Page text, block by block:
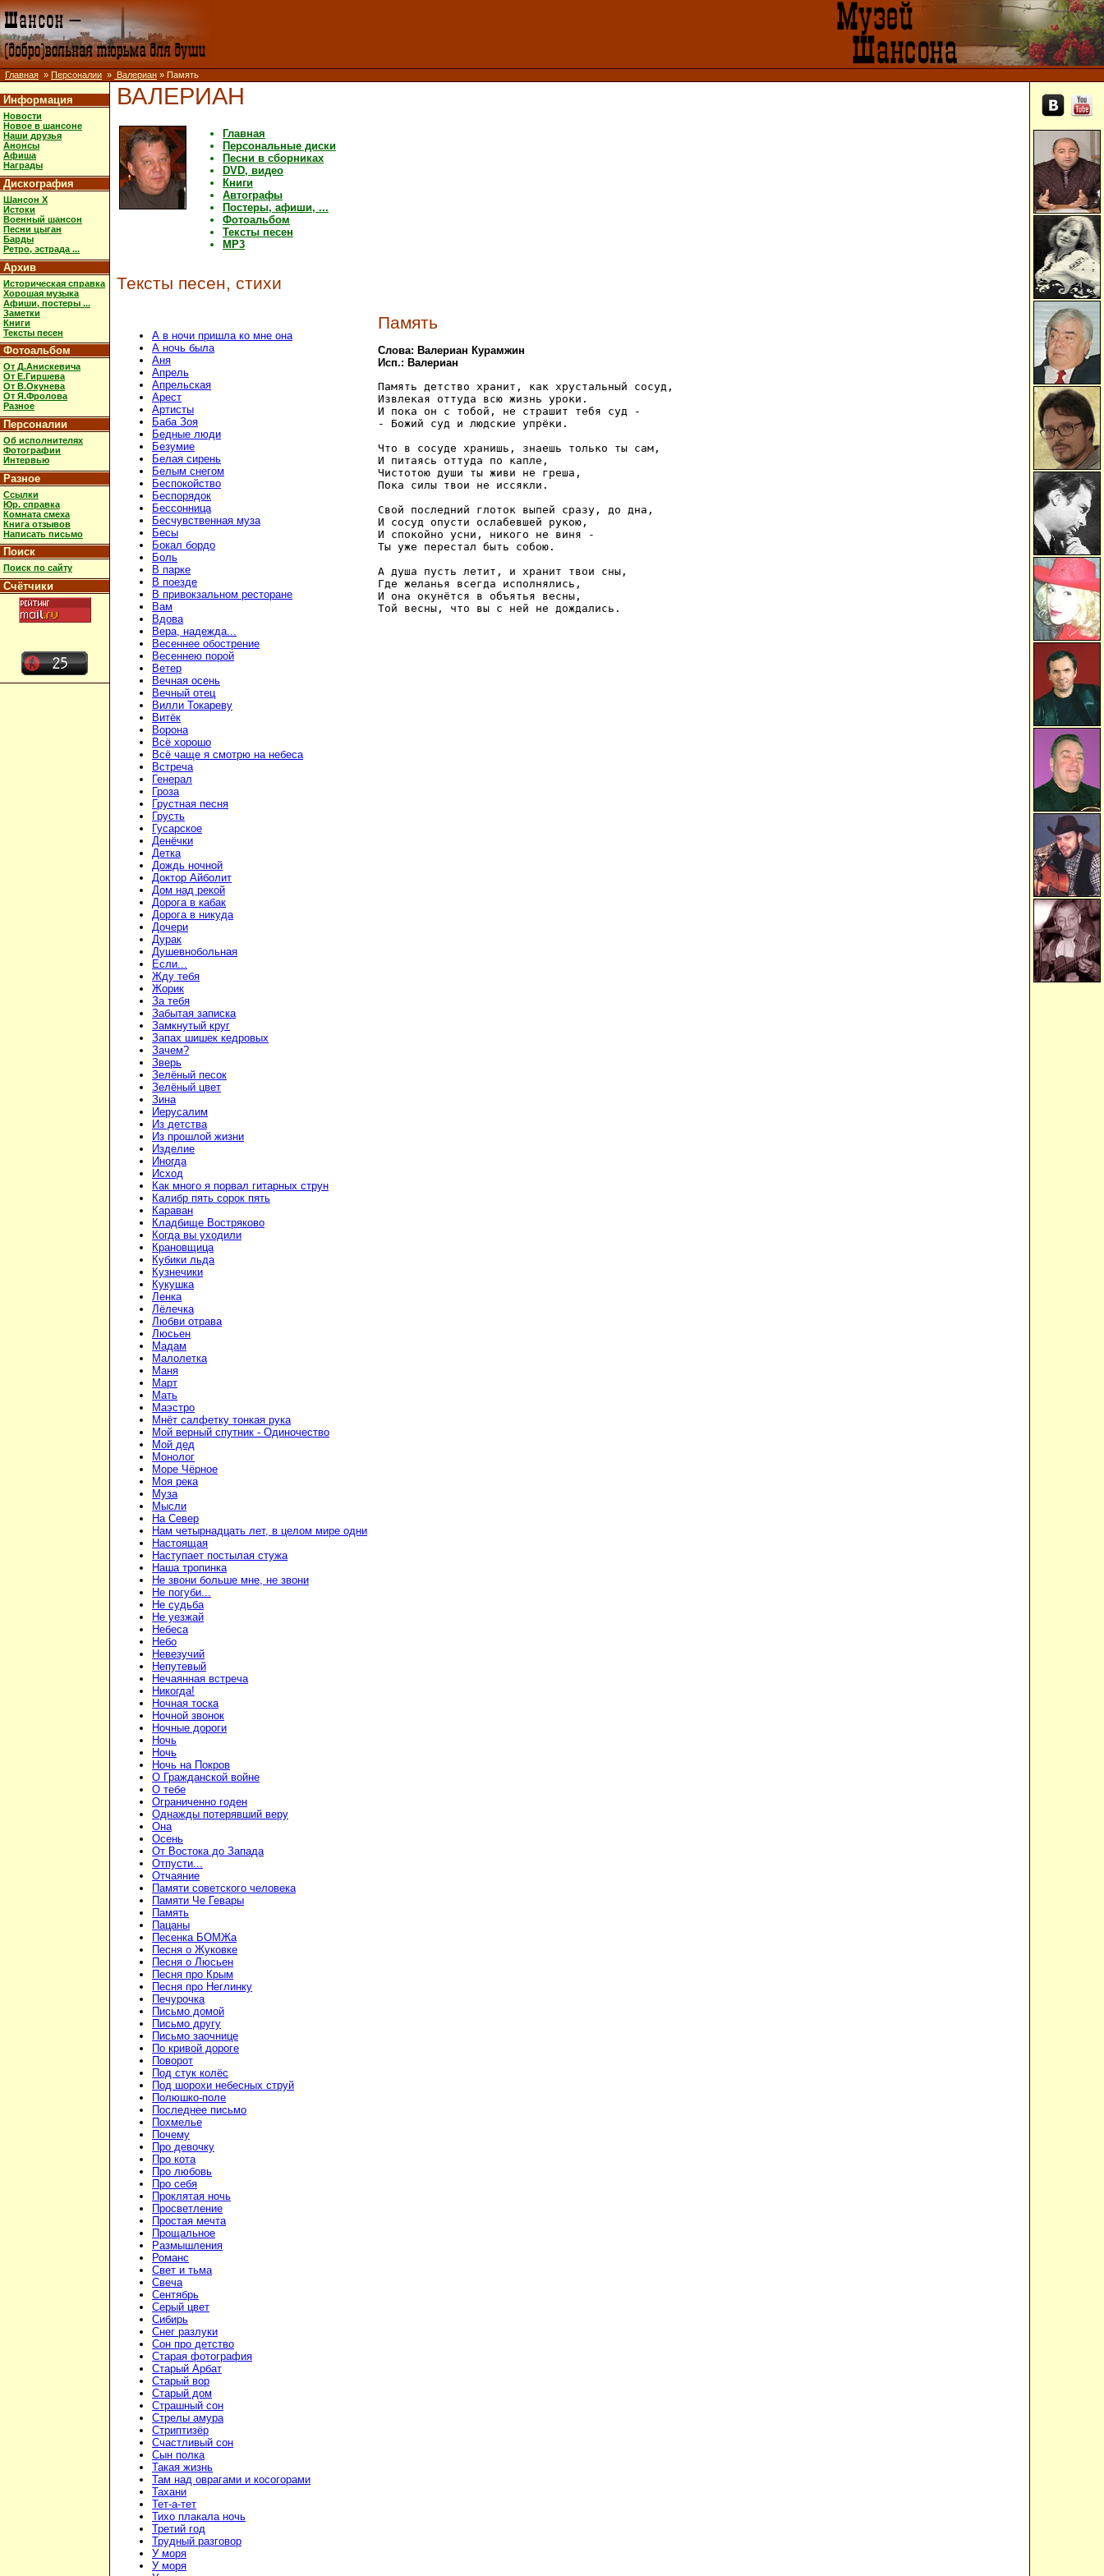
Главная » Персоналии » Валериан » Память
Информация
Новости
Новое в шансоне
Наши друзья
Анонсы
Афиша
Награды
Дискография
Шансон X
Истоки
Военный шансон
Песни цыган
Барды
Ретро, эстрада ...
Архив
Историческая справка
Хорошая музыка
Афиши, постеры ...
Заметки
Книги
Тексты песен
Фотоальбом
От Д.Анискевича
От Е.Гиршева
От В.Окунева
От Я.Фролова
Разное
Персоналии
Об исполнителях
Фотографии
Интервью
Разное
Ссылки
Юр. справка
Комната смеха
Книга отзывов
Написать письмо
Поиск
Поиск по сайту
Счётчики
ВАЛЕРИАН
Главная
Персональные диски
Песни в сборниках
DVD, видео
Книги
Автографы
Постеры, афиши, ...
Фотоальбом
Тексты песен
MP3
Тексты песен, стихи
А в ночи пришла ко мне она
А ночь была
Аня
Апрель
Апрельская
Арест
Артисты
Баба Зоя
Бедные люди
Безумие
Белая сирень
Белым снегом
Беспокойство
Беспорядок
Бессонница
Бесчувственная муза
Бесы
Бокал бордо
Боль
В парке
В поезде
В привокзальном ресторане
Вам
Вдова
Вера, надежда...
Весеннее обострение
Весеннею порой
Ветер
Вечная осень
Вечный отец
Вилли Токареву
Витёк
Ворона
Всё хорошо
Всё чаще я смотрю на небеса
Встреча
Генерал
Гроза
Грустная песня
Грусть
Гусарское
Денёчки
Детка
Дождь ночной
Доктор Айболит
Дом над рекой
Дорога в кабак
Дорога в никуда
Дочери
Дурак
Душевнобольная
Если...
Жду тебя
Жорик
За тебя
Забытая записка
Замкнутый круг
Запах шишек кедровых
Зачем?
Зверь
Зелёный песок
Зелёный цвет
Зина
Иерусалим
Из детства
Из прошлой жизни
Изделие
Иногда
Исход
Как много я порвал гитарных струн
Калибр пять сорок пять
Караван
Кладбище Востряково
Когда вы уходили
Крановщица
Кубики льда
Кузнечики
Кукушка
Ленка
Лёлечка
Любви отрава
Люсьен
Мадам
Малолетка
Маня
Март
Мать
Маэстро
Мнёт салфетку тонкая рука
Мой верный спутник - Одиночество
Мой дед
Монолог
Море Чёрное
Моя река
Муза
Мысли
На Север
Нам четырнадцать лет, в целом мире одни
Настоящая
Наступает постылая стужа
Наша тропинка
Не звони больше мне, не звони
Не погуби...
Не судьба
Не уезжай
Небеса
Небо
Невезучий
Непутевый
Нечаянная встреча
Никогда!
Ночная тоска
Ночной звонок
Ночные дороги
Ночь
Ночь
Ночь на Покров
О Гражданской войне
О тебе
Ограниченно годен
Однажды потерявший веру
Она
Осень
От Востока до Запада
Отпусти...
Отчаяние
Памяти советского человека
Памяти Че Гевары
Память
Пацаны
Песенка БОМЖа
Песня о Жуковке
Песня о Люсьен
Песня про Крым
Песня про Неглинку
Печурочка
Письмо домой
Письмо другу
Письмо заочнице
По кривой дороге
Поворот
Под стук колёс
Под шорохи небесных струй
Полюшко-поле
Последнее письмо
Похмелье
Почему
Про девочку
Про кота
Про любовь
Про себя
Проклятая ночь
Просветление
Простая мечта
Прощальное
Размышления
Романс
Свет и тьма
Свеча
Сентябрь
Серый цвет
Сибирь
Снег разлуки
Сон про детство
Старая фотография
Старый Арбат
Старый вор
Старый дом
Страшный сон
Стрелы амура
Стриптизёр
Счастливый сон
Сын полка
Такая жизнь
Там над оврагами и косогорами
Тахани
Тет-а-тет
Тихо плакала ночь
Третий год
Трудный разговор
У моря
У моря
Память
Слова: Валериан Курамжин
Исп.: Валериан
Память детство хранит, как хрустальный сосуд,
Извлекая оттуда всю жизнь уроки.
И пока он с тобой, не страшит тебя суд -
- Божий суд и людские упрёки.
Что в сосуде хранишь, знаешь только ты сам,
И питаясь оттуда по капле,
Чистотою души ты живи не греша,
Пока силы твои не иссякли.
Свой последний глоток выпей сразу, до дна,
И сосуд опусти ослабевшей рукою,
И спокойно усни, никого не виня -
Ты уже перестал быть собою.
А душа пусть летит, и хранит твои сны,
Где желанья всегда исполнялись,
И она окунётся в объятья весны,